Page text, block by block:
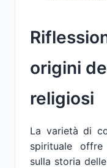
origini
religiosi
La varietà di
spirituale
sulla storia